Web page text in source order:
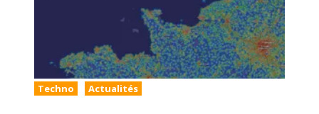
Techno Actualités